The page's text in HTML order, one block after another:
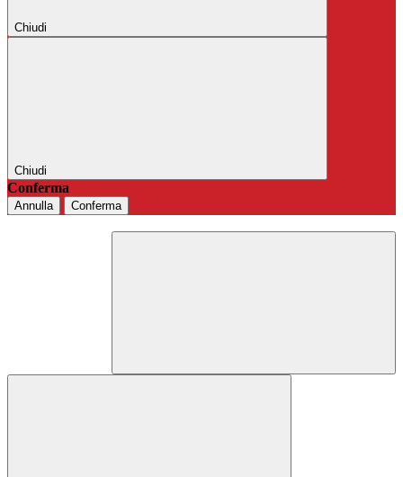
Chiudi
Chiudi
Conferma
Annulla Conferma